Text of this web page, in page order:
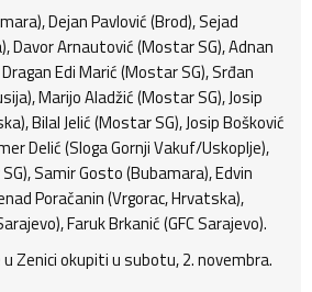
Dejan Pavlović (Brod), Sejad
Davor Arnautović (Mostar SG), Adnan
Edi Marić (Mostar SG), Srđan
Marijo Aladžić (Mostar SG), Josip
Bilal Jelić (Mostar SG), Josip Bošković
Delić (Sloga Gornji Vakuf/Uskoplje),
Samir Gosto (Bubamara), Edvin
Poračanin (Vrgorac, Hrvatska),
Faruk Brkanić (GFC Sarajevo).
Zenici okupiti u subotu, 2. novembra.